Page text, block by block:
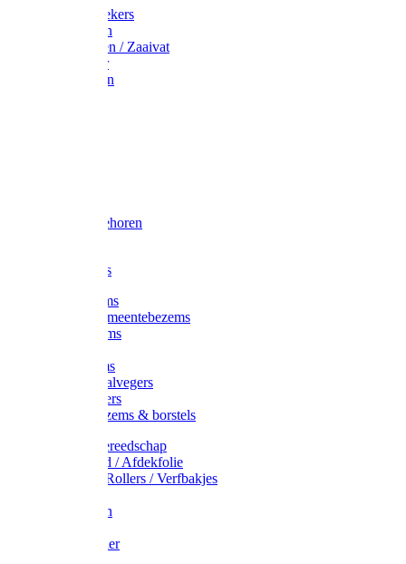
Graskantstekers
Verticuteren
Strooiwagen / Zaaivat
Grasmaaier
Grasscharen
Slede toebehoren
Composters
Straatbezems
Stads- / Gemeentebezems
Terrasbezems
Gootbezems
Kamer-/Zaalvegers
Vloertrekkers
Onkruidbezems & borstels
Schildersgereedschap
Afplakband / Afdekfolie
Kwasten / Rollers / Verfbakjes
Afdekfoliën
Schuurpapier